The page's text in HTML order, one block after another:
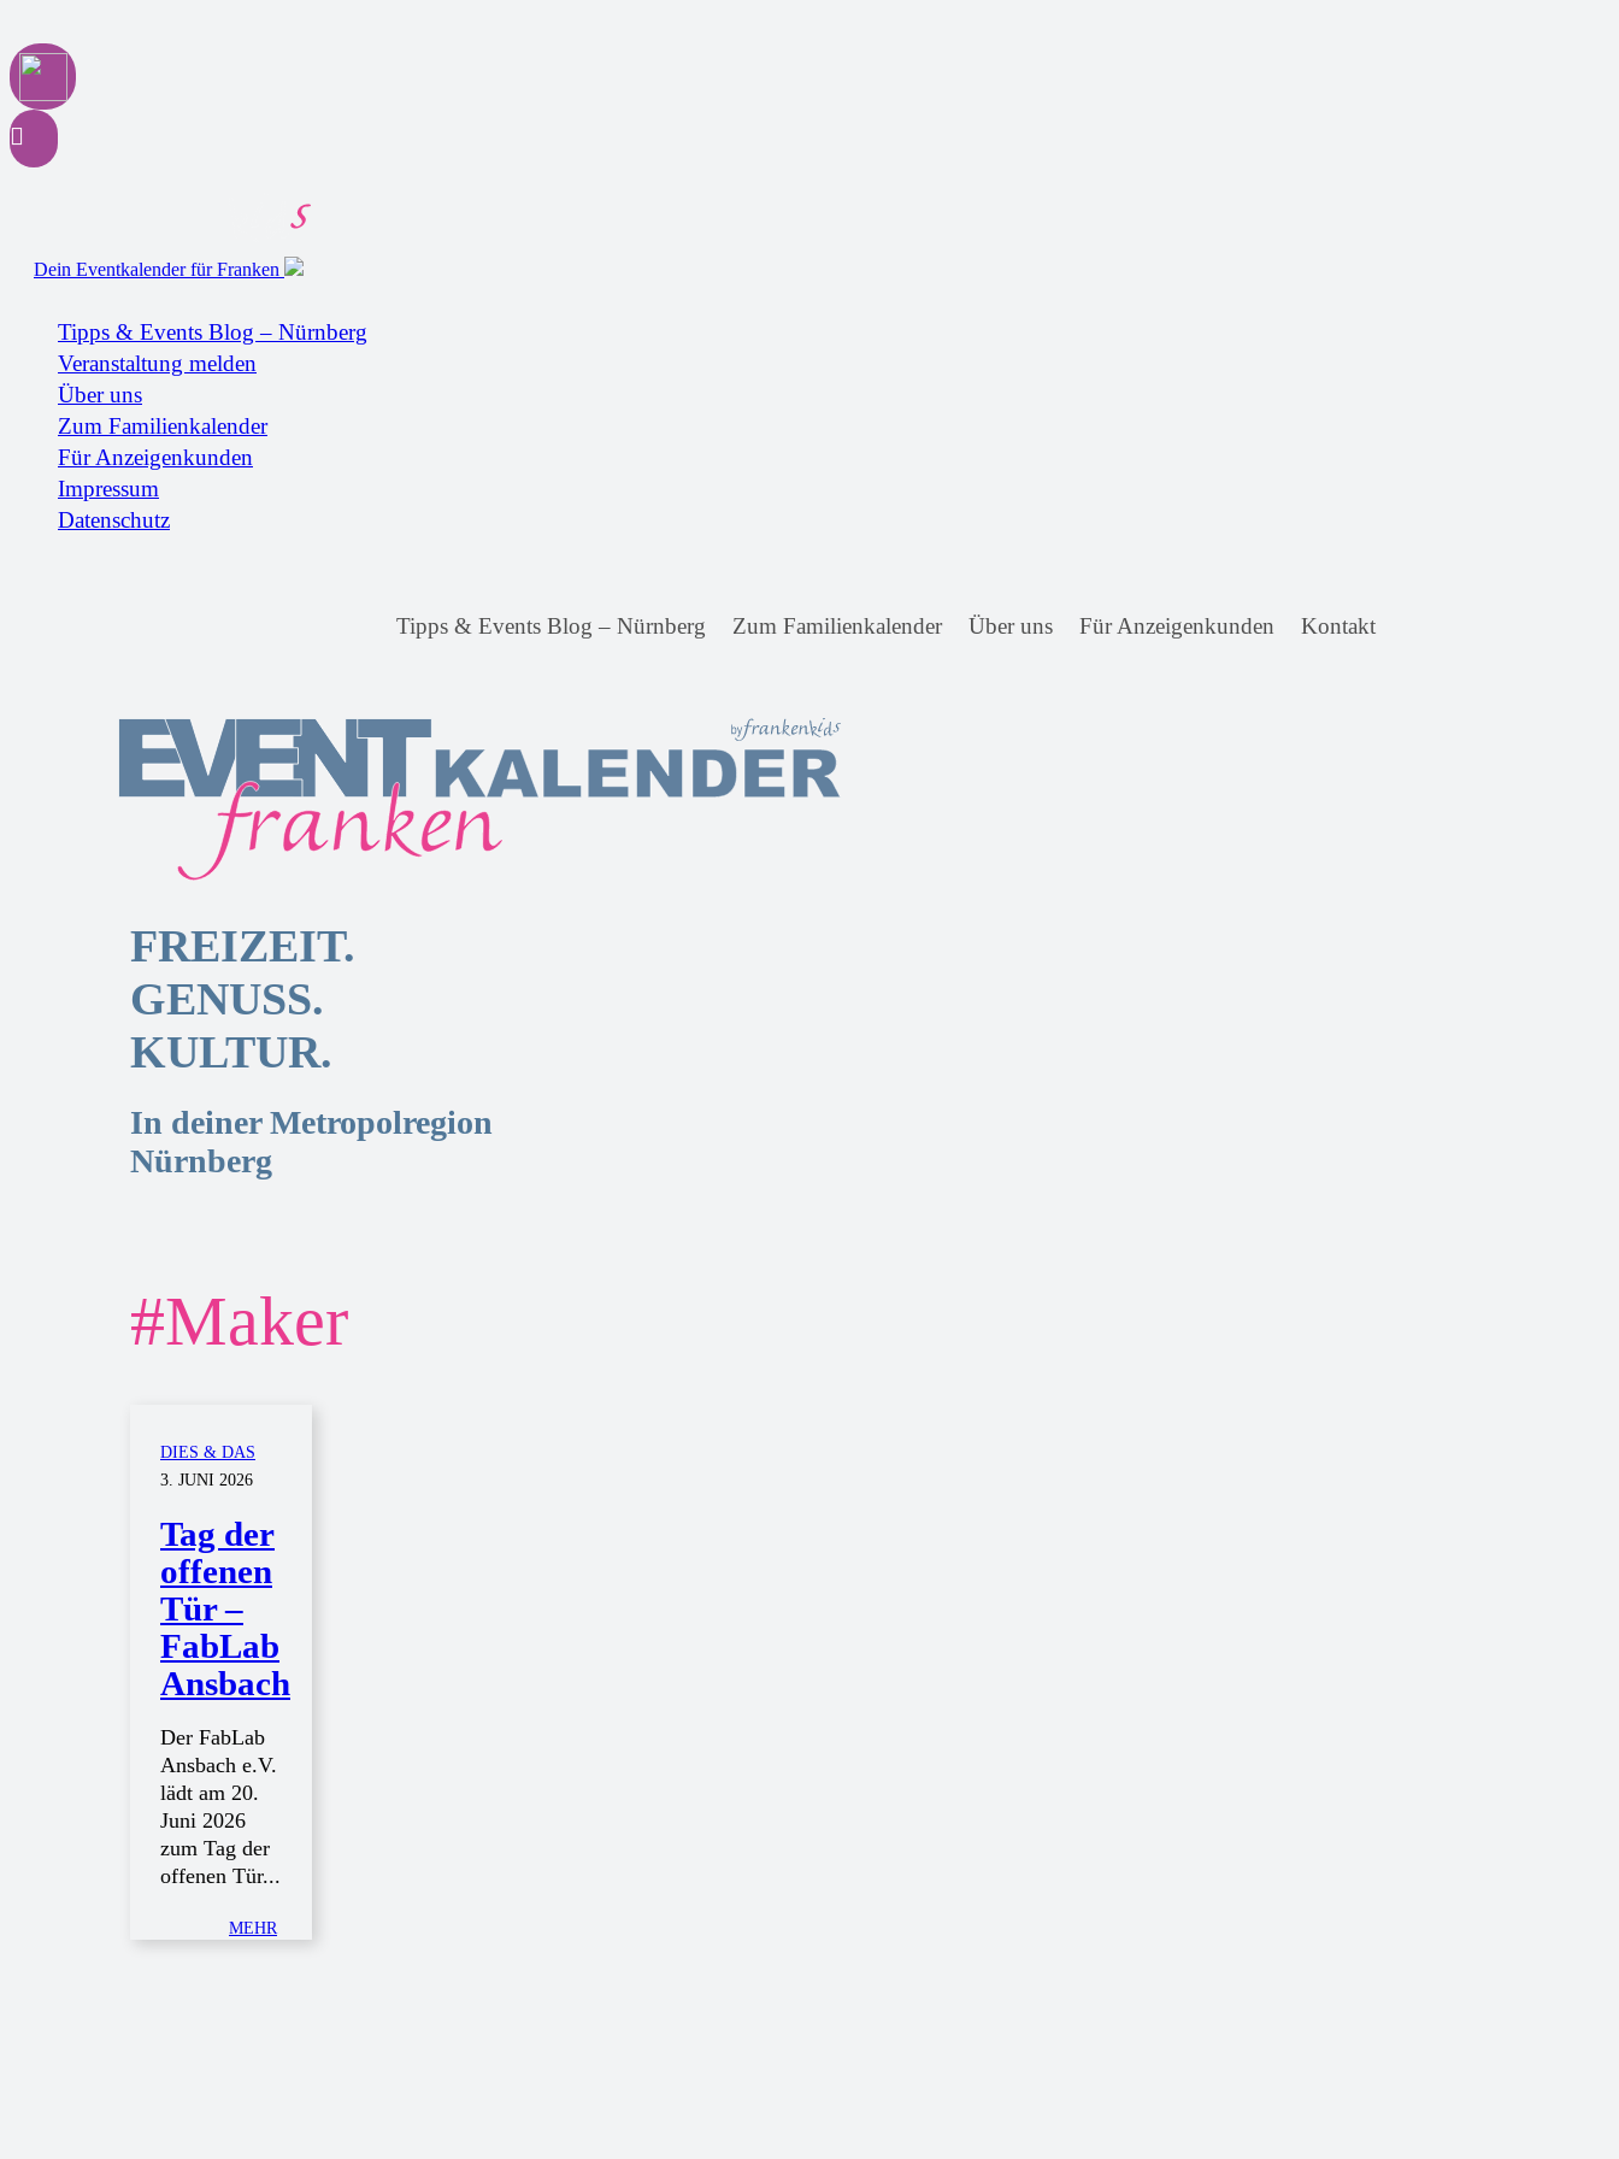
Dein Eventkalender für Franken
Tipps & Events Blog – Nürnberg
Veranstaltung melden
Über uns
Zum Familienkalender
Für Anzeigenkunden
Impressum
Datenschutz
Tipps & Events Blog – Nürnberg Zum Familienkalender Über uns Für Anzeigenkunden Kontakt
FREIZEIT.
GENUSS.
KULTUR.
In deiner Metropolregion
Nürnberg
#Maker
DIES & DAS
3. JUNI 2026
Tag der
offenen
Tür –
FabLab
Ansbach
Der FabLab
Ansbach e.V.
lädt am 20.
Juni 2026
zum Tag der
offenen Tür...
MEHR